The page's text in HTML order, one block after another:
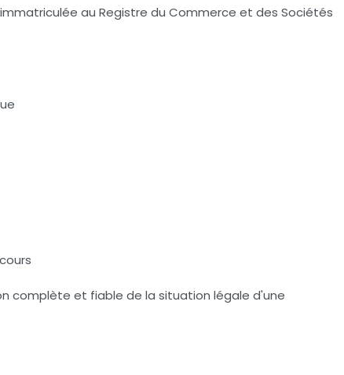
au Registre du Commerce et des Sociétés
complète et fiable de la situation légale d'une